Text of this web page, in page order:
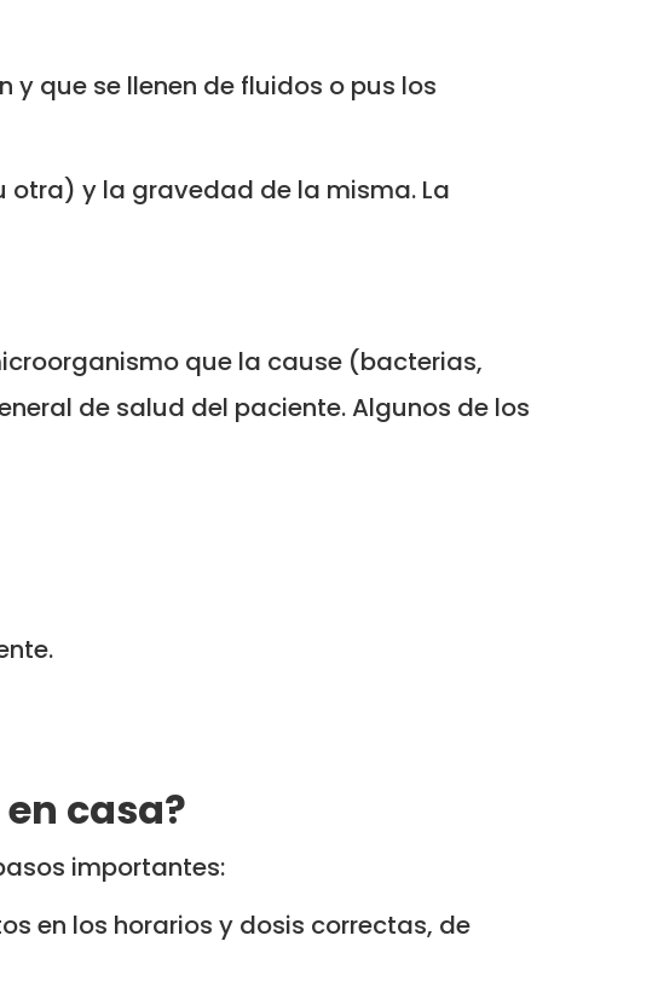
que se llenen de fluidos o pus los
y la gravedad de la misma. La
que la cause (bacterias,
de salud del paciente. Algunos de los
casa?
importantes:
en los horarios y dosis correctas, de